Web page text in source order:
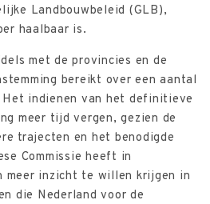
Landbouwbeleid (GLB),
haalbaar is.
met de provincies en de
bereikt over een aantal
indienen van het definitieve
meer tijd vergen, gezien de
trajecten en het benodigde
Commissie heeft in
meer inzicht te willen krijgen in
die Nederland voor de